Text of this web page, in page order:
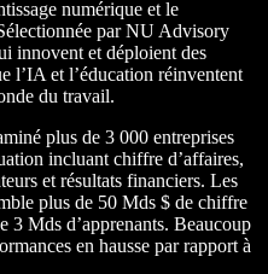
numérique et le
par NU Advisory
innovent et déploient des
l’IA et l’éducation réinventent
du travail.
plus de 3 000 entreprises
incluant chiffre d’affaires,
et résultats financiers. Les
plus de 50 Mds $ de chiffre
3 Mds d’apprenants. Beaucoup
en hausse par rapport à